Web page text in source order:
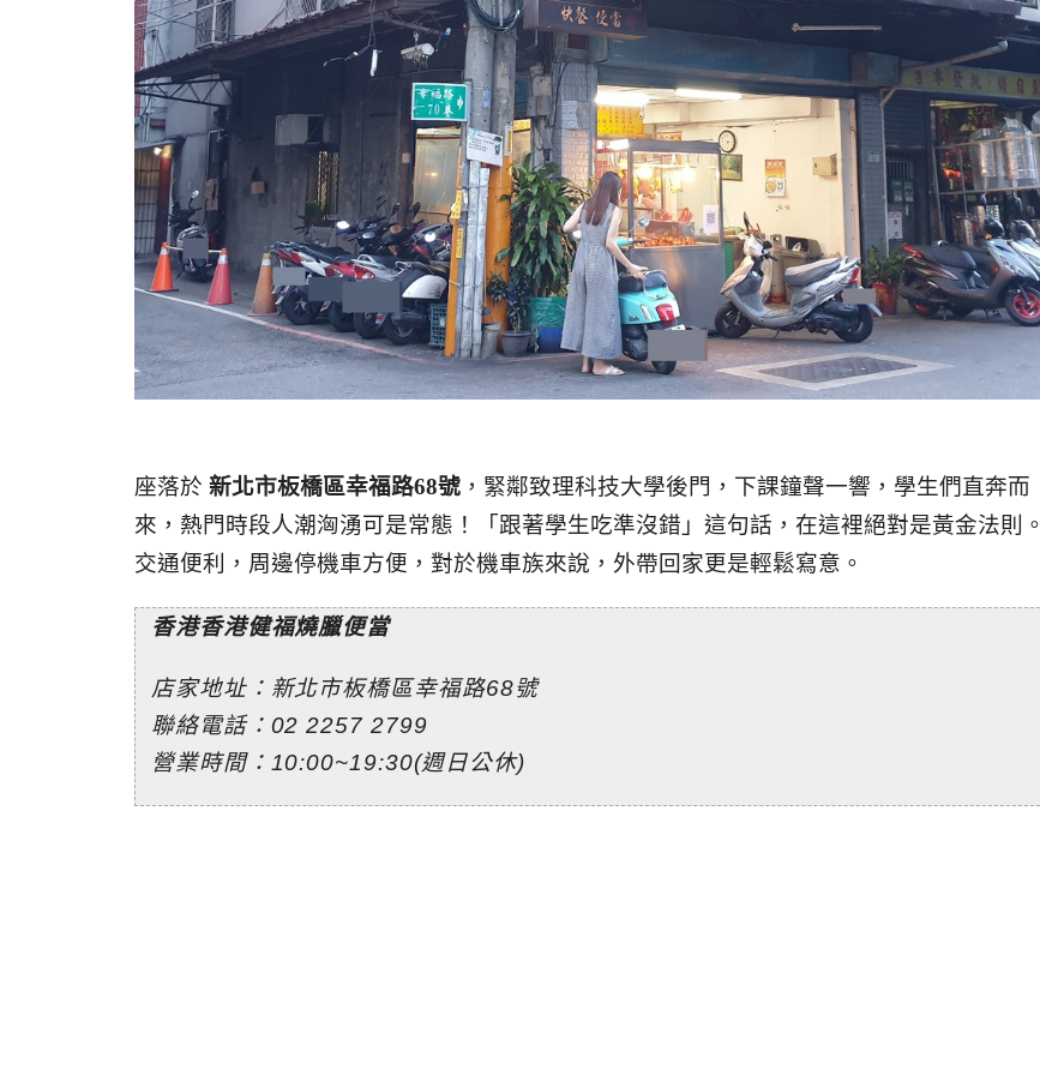
座落於 新北市板橋區幸福路68號 ，緊鄰致理科技大學後門，下課鐘聲一響，學生們直奔而
來，熱門時段人潮洶湧可是常態！「跟著學生吃準沒錯」這句話，在這裡絕對是黃金法則。
交通便利，周邊停機車方便，對於機車族來說，外帶回家更是輕鬆寫意。
香港香港健福燒臘便當
店家地址：新北市板橋區幸福路68號
聯絡電話： 02 2257 2799
營業時間：10:00~19:30(週日公休)